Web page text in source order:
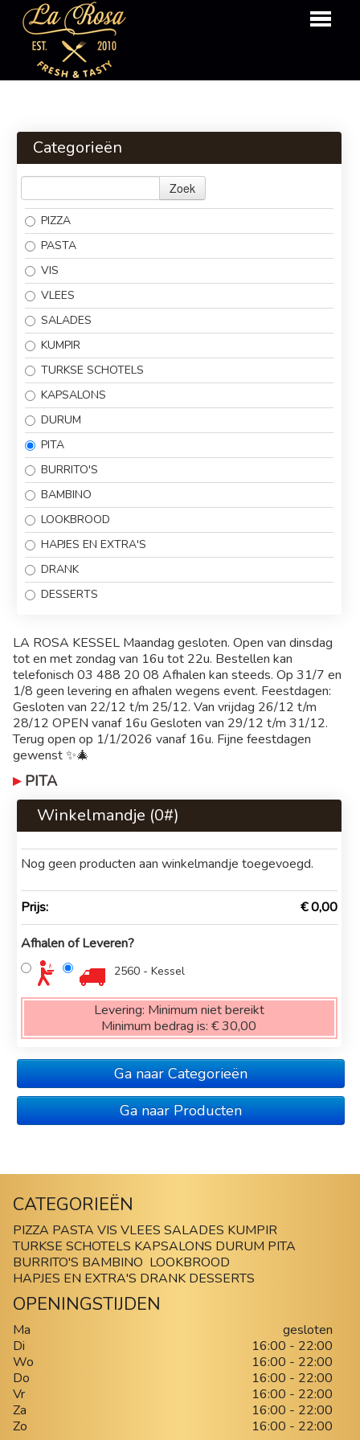
OVER ONS
BESTELLEN
MENU
LOGIN
CONTACT
Categorieën
Zoek
PIZZA
PASTA
VIS
VLEES
SALADES
KUMPIR
TURKSE SCHOTELS
KAPSALONS
DURUM
PITA
BURRITO'S
BAMBINO
LOOKBROOD
HAPJES EN EXTRA'S
DRANK
DESSERTS
LA ROSA KESSEL Maandag gesloten. Open van dinsdag
tot en met zondag van 16u tot 22u. Bestellen kan
telefonisch 03 488 20 08 Afhalen kan steeds. Op 31/7 en
1/8 geen levering en afhalen wegens event. Feestdagen:
Gesloten van 22/12 t/m 25/12. Van vrijdag 26/12 t/m
28/12 OPEN vanaf 16u Gesloten van 29/12 t/m 31/12.
Terug open op 1/1/2026 vanaf 16u. Fijne feestdagen
gewenst ✨🎄
PITA
Winkelmandje (0#)
Nog geen producten aan winkelmandje toegevoegd.
Prijs: € 0,00
Afhalen of Leveren?
2560 - Kessel
Levering: Minimum niet bereikt
Minimum bedrag is:€ 30,00
Ga naar Categorieën
Ga naar Producten
CATEGORIEËN
PIZZA PASTA VIS VLEES SALADES KUMPIR
TURKSE SCHOTELS KAPSALONS DURUM PITA
BURRITO'S BAMBINO LOOKBROOD
HAPJES EN EXTRA'S DRANK DESSERTS
OPENINGSTIJDEN
Ma
gesloten
Di
16:00 - 22:00
Wo
16:00 - 22:00
Do
16:00 - 22:00
Vr
16:00 - 22:00
Za
16:00 - 22:00
Zo
16:00 - 22:00